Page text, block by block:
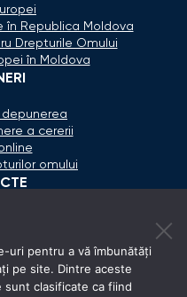
în Republica Moldova
Drepturile Omului
în Moldova
depunerea
a cererii
omului
11/3, Chişinău
uri pentru a vă îmbunătăți
pe site. Dintre aceste
clasificate ca fiind